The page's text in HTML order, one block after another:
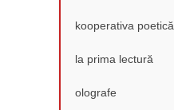
kooperativa poetică
la prima lectură
olografe